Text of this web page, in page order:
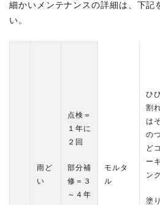
細かいメンテナンスの詳細は、下記
い。
雨ど
い
点検＝
１年に
２回
部分補
修＝３
～４年
モルタ
ル
ひ
割
はそ
のつ
どコ
ーキ
ン
塗り